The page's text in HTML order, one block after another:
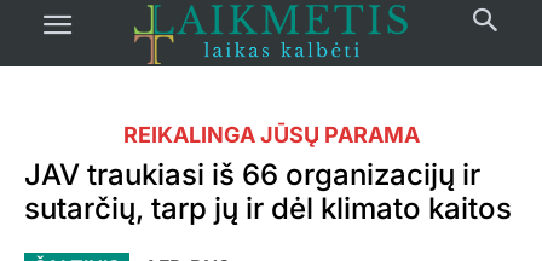
REIKALINGA JŪSŲ PARAMA
JAV traukiasi iš 66 organizacijų ir
sutarčių, tarp jų ir dėl klimato kaitos